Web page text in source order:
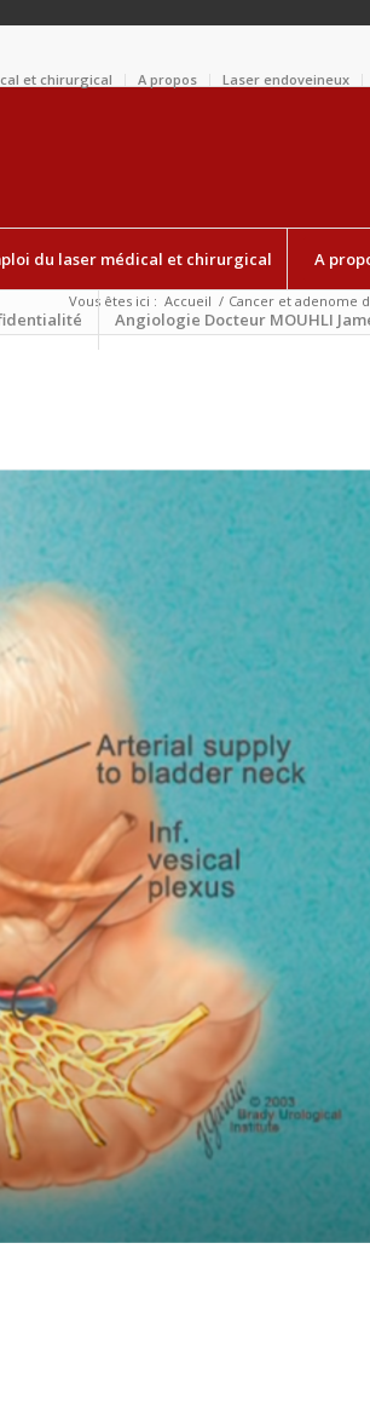
et chirurgical A propos Laser endoveineux
du laser médical et chirurgical A
Angiologie Docteur MOUHLI
Vous êtes ici : Accueil / Cancer et adenome